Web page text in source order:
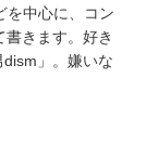
を中心に、コン
きます。好き
」。嫌いな